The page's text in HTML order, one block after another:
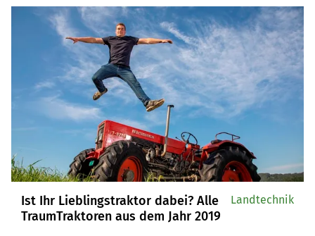
Leserreise sind Sie selber mit dabei.
Ist Ihr Lieblingstraktor dabei? Alle
TraumTraktoren aus dem Jahr 2019
Landtechnik